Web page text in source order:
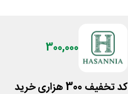
300,000
کد تخفیف 300 هزاری خرید